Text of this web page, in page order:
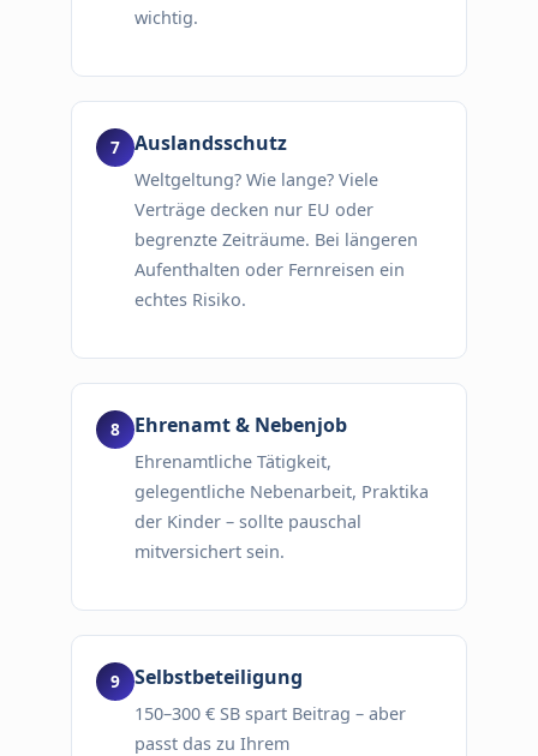
wichtig.
Auslandsschutz
Weltgeltung? Wie lange? Viele
Verträge decken nur EU oder
begrenzte Zeiträume. Bei längeren
Aufenthalten oder Fernreisen ein
echtes Risiko.
Ehrenamt & Nebenjob
Ehrenamtliche Tätigkeit,
gelegentliche Nebenarbeit, Praktika
der Kinder – sollte pauschal
mitversichert sein.
Selbstbeteiligung
150–300 € SB spart Beitrag – aber
passt das zu Ihrem